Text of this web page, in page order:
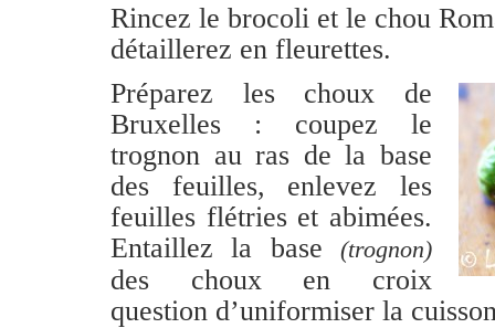
Rincez le brocoli et le chou
détaillerez en fleurettes.
Préparez les choux de
Bruxelles : coupez le
trognon au ras de la base
des feuilles, enlevez les
feuilles flétries et abimées.
Entaillez la base (trognon)
des choux en croix
question d’uniformiser la